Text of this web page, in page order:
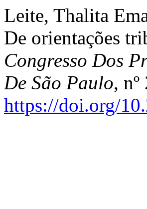
Leite, Thalita
De orientações
Congresso Dos
De São Paulo,
https://doi.org/